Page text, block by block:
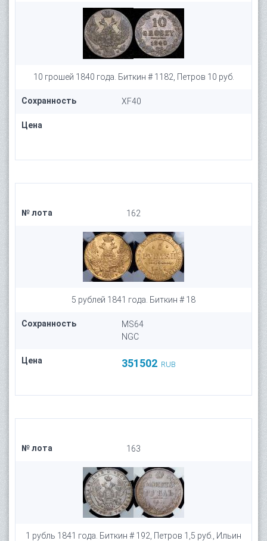
10 грошей 1840 года. Биткин # 1182, Петров 10 руб.
Сохранность XF40
Цена
№ лота 162
5 рублей 1841 года. Биткин # 18
Сохранность
MS64
NGC
Цена 351502 RUB
№ лота 163
1 рубль 1841 года. Биткин # 192, Петров 1,5 руб., Ильин